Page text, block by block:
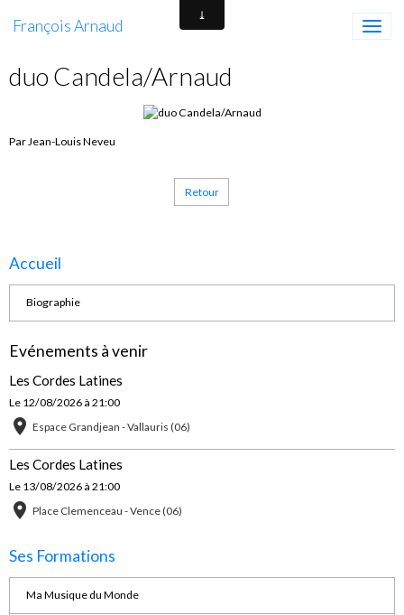
François Arnaud
duo Candela/Arnaud
Par Jean-Louis Neveu
Retour
Accueil
Biographie
Evénements à venir
Les Cordes Latines
Le 12/08/2026 à 21:00
Espace Grandjean - Vallauris (06)
Les Cordes Latines
Le 13/08/2026 à 21:00
Place Clemenceau - Vence (06)
Ses Formations
Ma Musique du Monde